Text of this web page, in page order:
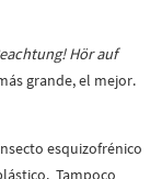
Hör auf
grande, el mejor.
esquizofrénico